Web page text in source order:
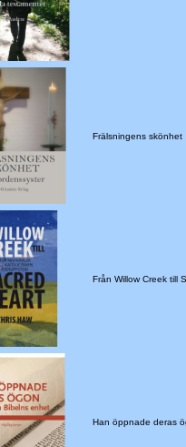
Frälsningens skönhet
Från Willow Creek till
Han öppnade deras